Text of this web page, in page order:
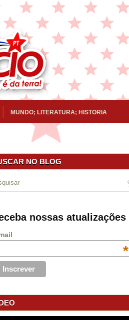
MUNDO; LITERATURA; HISTORIA
NO BLOG
nossas atualizações
*